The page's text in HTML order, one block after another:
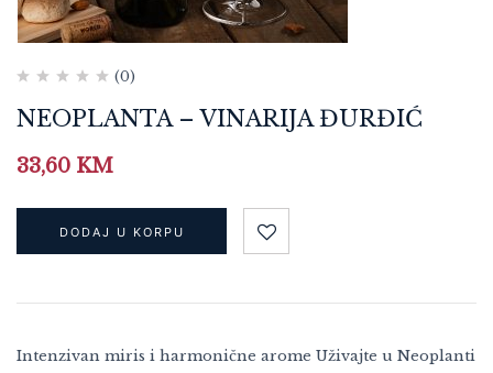
(0)
NEOPLANTA – VINARIJA ĐURĐIĆ
33,60 KM
DODAJ U KORPU
Intenzivan miris i harmonične arome Uživajte u Neoplanti